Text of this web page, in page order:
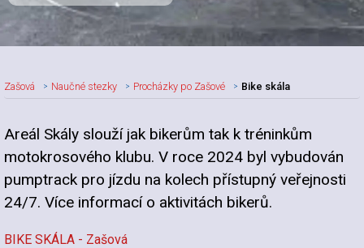
Zašová Naučné stezky Procházky po Zašové Bike skála
Areál Skály slouží jak bikerům tak k tréninkům
motokrosového klubu. V roce 2024 byl vybudován
pumptrack pro jízdu na kolech přístupný veřejnosti
24/7. Více informací o aktivitách bikerů.
BIKE SKÁLA - Zašová